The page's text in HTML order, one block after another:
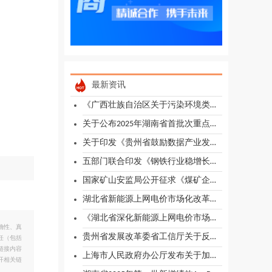
性、真
（包括
接内容
相关链
最新资讯
《广西壮族自治区关于污染环境类违法案件生态环境损害显著轻微认定细则》（修订版）（征求意见稿）编制解读说明
关于公布2025年湖南省首批次重点新材料产品名单的通知
关于印发《贵州省鼓励数据产业发展的若干政策（试行）》的通知（黔府办函〔2025〕38号）
五部门联合印发《钢铁行业稳增长工作方案（2025—2026年）》
国家矿山安监局公开征求《煤矿企业安全生产许可证实施办法（修订草案征求意见稿）》意见
湖北省新能源上网电价市场化改革实施方案出台
《湖北省深化新能源上网电价市场化改革促进新能源高质量发展实施方案》政策解读
贵州省发展改革委省工信厅关于反馈铁合金企业未严格落实差别电价政策问题整改通知
上海市人民政府办公厅发布关于加快推进本市城中村改造工作的实施意见